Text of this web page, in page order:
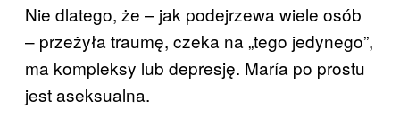
Nie dlatego, że – jak podejrzewa wiele osób
– przeżyła traumę, czeka na „tego jedynego”,
ma kompleksy lub depresję. María po prostu
jest aseksualna.